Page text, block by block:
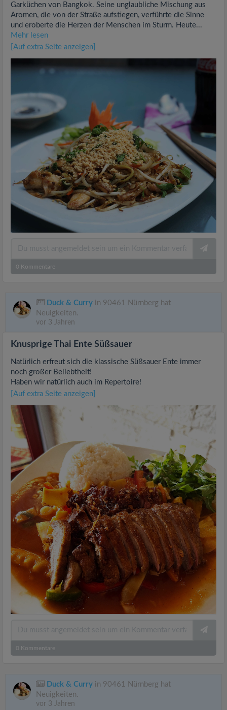
Garküchen von Bangkok. Seine unglaubliche Mischung aus
Aromen, die von der Straße aufstiegen, verführte die Sinne
und eroberte die Herzen der Menschen im Sturm. Heute...
Mehr lesen
[Auf extra Seite anzeigen]
0 Kommentare
Duck & Curry in 90461 Nürnberg hat
Neuigkeiten.
vor 3 Jahren
Knusprige Thai Ente Süßsauer
Natürlich erfreut sich die klassische Süßsauer Ente immer
noch großer Beliebtheit!
Haben wir natürlich auch im Repertoire!
[Auf extra Seite anzeigen]
0 Kommentare
Duck & Curry in 90461 Nürnberg hat
Neuigkeiten.
vor 3 Jahren